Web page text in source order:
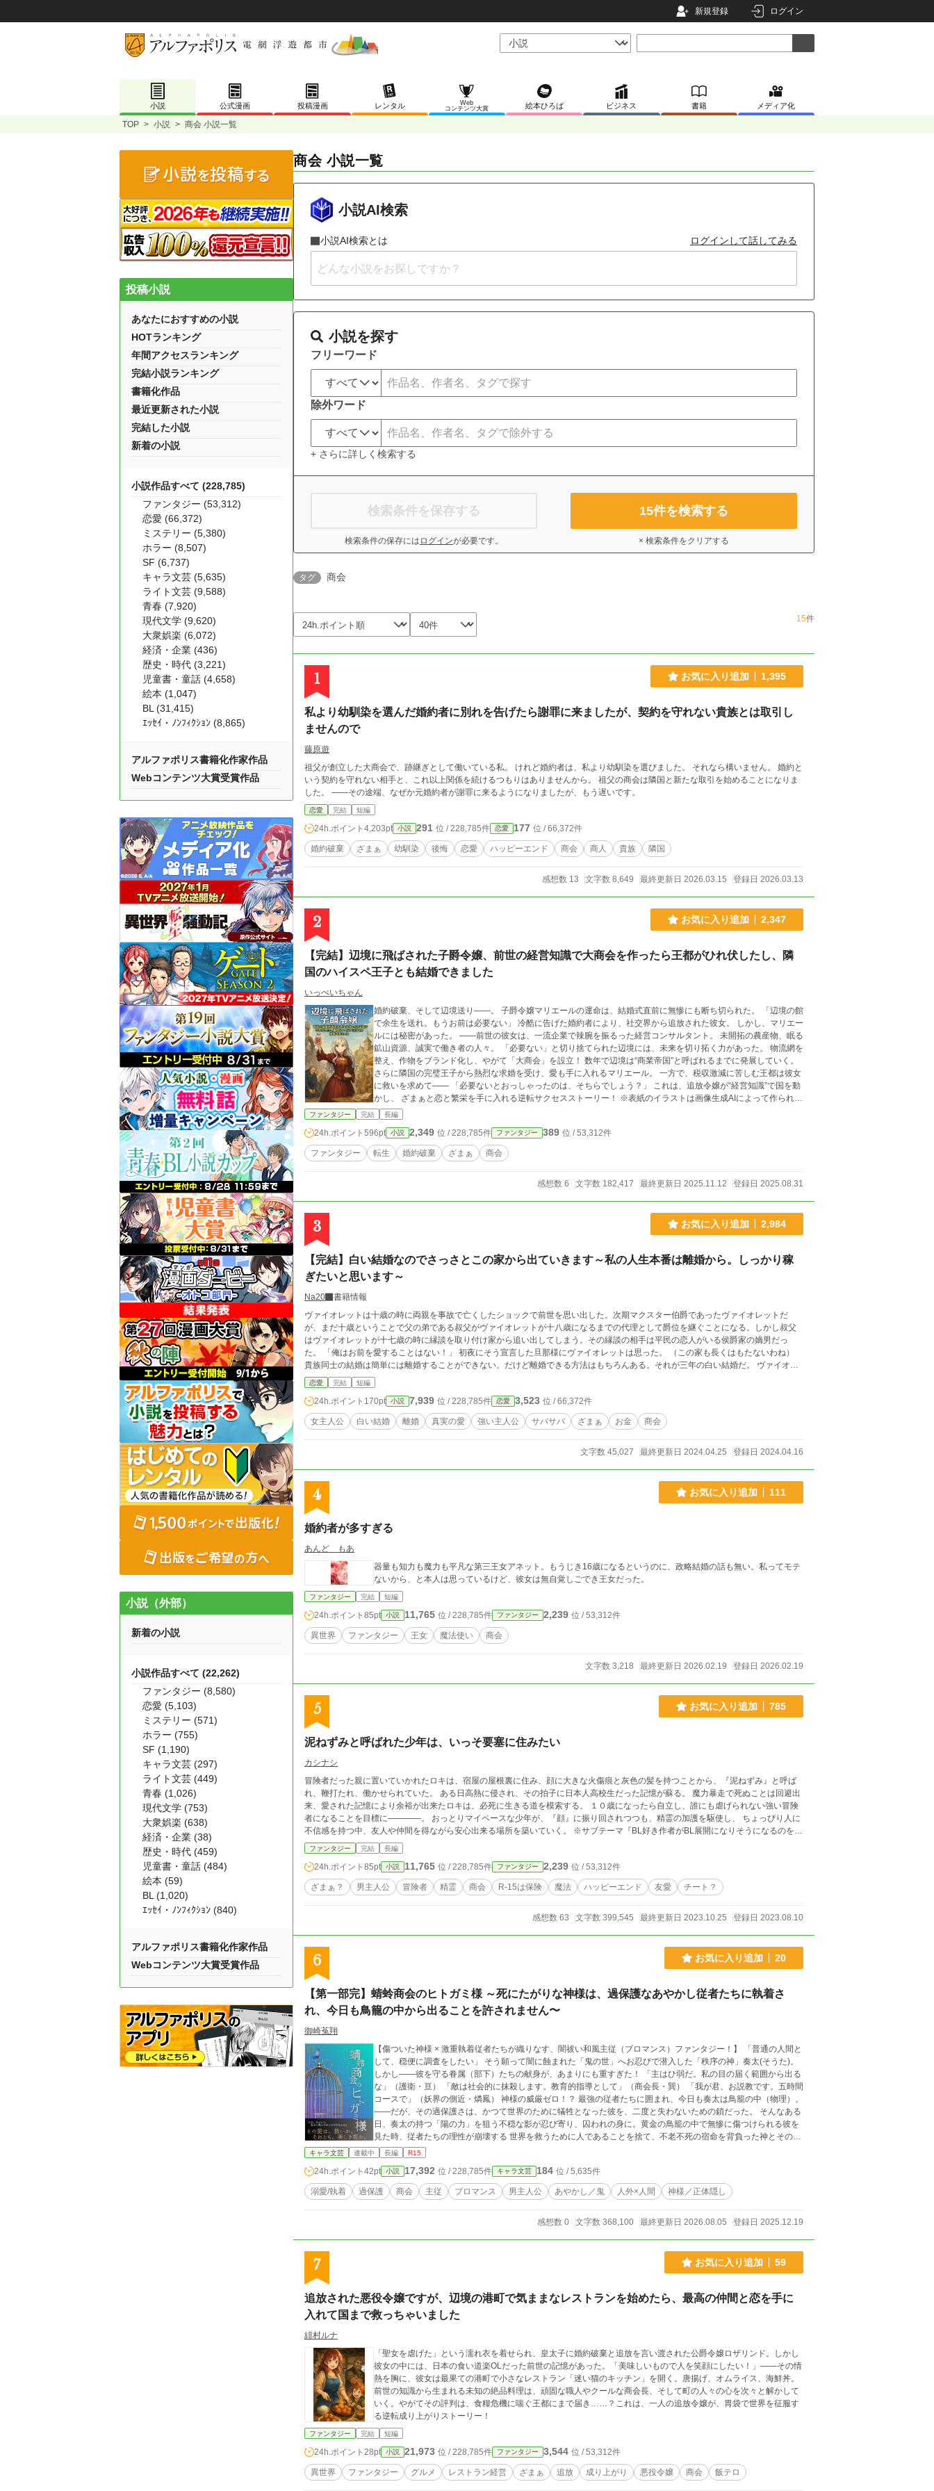
新規登録 ログイン
小説 公式漫画 投稿漫画 レンタル
Web
コンテンツ大賞
絵本ひろば ビジネス 書籍 メディア化
TOP > 小説 > 商会 小説一覧
商会 小説一覧
小説AI検索
小説AI検索とは ログインして話してみる
小説を探す
フリーワード
除外ワード
+ さらに詳しく検索する
検索条件を保存する
検索条件の保存には ログインが必要です。
15件を検索する
× 検索条件をクリアする
タグ 商会
15件
1 お気に入り追加 1,395
私より幼馴染を選んだ婚約者に別れを告げたら謝罪に来ましたが、契約を守れない貴族とは取引し
ませんので
藤原遊
祖父が創立した大商会で、跡継ぎとして働いている私。 けれど婚約者は、私より幼馴染を選びました。 それなら構いません。 婚約と
いう契約を守れない相手と、これ以上関係を続けるつもりはありませんから。 祖父の商会は隣国と新たな取引を始めることになりま
した。 ――その途端、なぜか元婚約者が謝罪に来るようになりましたが、もう遅いです。
恋愛 完結 短編
24h.ポイント 4,203pt 小説 291 位 / 228,785件 恋愛 177 位 / 66,372件
婚約破棄 ざまぁ 幼馴染 後悔 恋愛 ハッピーエンド 商会 商人 貴族 隣国
感想数 13 文字数 8,649 最終更新日 2026.03.15 登録日 2026.03.13
2 お気に入り追加 2,347
【完結】辺境に飛ばされた子爵令嬢、前世の経営知識で大商会を作ったら王都がひれ伏したし、隣
国のハイスペ王子とも結婚できました
いっぺいちゃん
婚約破棄、そして辺境送り――。 子爵令嬢マリエールの運命は、結婚式直前に無惨にも断ち切られた。 「辺境の館
で余生を送れ。もうお前は必要ない」 冷酷に告げた婚約者により、社交界から追放された彼女。 しかし、マリエー
ルには秘密があった。 ――前世の彼女は、一流企業で辣腕を振るった経営コンサルタント。 未開拓の農産物、眠る
鉱山資源、誠実で働き者の人々。 「必要ない」と切り捨てられた辺境には、未来を切り拓く力があった。 物流網を
整え、作物をブランド化し、やがて「大商会」を設立！ 数年で辺境は“商業帝国”と呼ばれるまでに発展していく。
さらに隣国の完璧王子から熱烈な求婚を受け、愛も手に入れるマリエール。 一方で、税収激減に苦しむ王都は彼女
に救いを求めて―― 「必要ないとおっしゃったのは、そちらでしょう？」 これは、追放令嬢が“経営知識”で国を動
かし、 ざまぁと恋と繁栄を手に入れる逆転サクセスストーリー！ ※表紙のイラストは画像生成AIによって作られた
ものです。
ファンタジー 完結 長編
24h.ポイント 596pt 小説 2,349 位 / 228,785件 ファンタジー 389 位 / 53,312件
ファンタジー 転生 婚約破棄 ざまぁ 商会
感想数 6 文字数 182,417 最終更新日 2025.11.12 登録日 2025.08.31
3 お気に入り追加 2,984
【完結】白い結婚なのでさっさとこの家から出ていきます～私の人生本番は離婚から。しっかり稼
ぎたいと思います～
Na20
書籍情報
ヴァイオレットは十歳の時に両親を事故で亡くしたショックで前世を思い出した。次期マクスター伯爵であったヴァイオレットだ
が、まだ十歳ということで父の弟である叔父がヴァイオレットが十八歳になるまでの代理として爵位を継ぐことになる。しかし叔父
はヴァイオレットが十七歳の時に縁談を取り付け家から追い出してしまう。その縁談の相手は平民の恋人がいる侯爵家の嫡男だっ
た。 「俺はお前を愛することはない！」 初夜にそう宣言した旦那様にヴァイオレットは思った。 （この家も長くはもたないわね）
貴族同士の結婚は簡単には離婚することができない。だけど離婚できる方法はもちろんある。それが三年の白い結婚だ。 ヴァイオレ
ットは結婚初日に白い結婚でさっさと離婚し、この家から出ていくと決めたのだった。 6話と7話の間が抜けてしまいました… 7＊と
して投稿しましたのでよろしければご覧ください！
恋愛 完結 短編
24h.ポイント 170pt 小説 7,939 位 / 228,785件 恋愛 3,523 位 / 66,372件
女主人公 白い結婚 離婚 真実の愛 強い主人公 サバサバ ざまぁ お金 商会
文字数 45,027 最終更新日 2024.04.25 登録日 2024.04.16
4 お気に入り追加 111
婚約者が多すぎる
あんど もあ
器量も知力も魔力も平凡な第三王女アネット。もうじき16歳になるというのに、政略結婚の話も無い。私ってモテ
ないから、と本人は思っているけど、彼女は無自覚しごでき王女だった。
ファンタジー 完結 短編
24h.ポイント 85pt 小説 11,765 位 / 228,785件 ファンタジー 2,239 位 / 53,312件
異世界 ファンタジー 王女 魔法使い 商会
文字数 3,218 最終更新日 2026.02.19 登録日 2026.02.19
5 お気に入り追加 785
泥ねずみと呼ばれた少年は、いっそ要塞に住みたい
カシナシ
冒険者だった親に置いていかれたロキは、宿屋の屋根裏に住み、顔に大きな火傷痕と灰色の髪を持つことから、『泥ねずみ』と呼ば
れ、鞭打たれ、働かせられていた。 ある日高熱に侵され、その拍子に日本人高校生だった記憶が蘇る。 魔力暴走で死ぬことは回避出
来、愛された記憶により余裕が出来たロキは、必死に生きる道を模索する。 １０歳になったら自立し、誰にも虐げられない強い冒険
者になることを目標に――――。 おっとりマイペースな少年が、『顔』に振り回されつつも、精霊の加護を駆使し、 ちょっぴり人に
不信感を持つ中、友人や仲間を得ながら安心出来る場所を築いていく。 ※サブテーマ『BL好き作者がBL展開になりそうになるのを堪
えながらなんとか無事に完結させたい』 ※↑のため、やや腐臭がするかもしれません。苦手な方はご注意下さい ※ 主人公は絡まれる
ことはあっても恋愛しません。仲間は男か人外のみ ※ざまぁはふりかけ程度。 ※R15は念のため（残酷/下品な表現） ※女性向けHO
Tランキング最高位39位、頂きました。 第16回ファンタジー小説大賞にて25位を頂きました。ありがとうございます！
ファンタジー 完結 長編
24h.ポイント 85pt 小説 11,765 位 / 228,785件 ファンタジー 2,239 位 / 53,312件
ざまぁ？ 男主人公 冒険者 精霊 商会 R-15は保険 魔法 ハッピーエンド 友愛 チート？
感想数 63 文字数 399,545 最終更新日 2023.10.25 登録日 2023.08.10
6 お気に入り追加 20
【第一部完】蜻蛉商会のヒトガミ様 ～死にたがりな神様は、過保護なあやかし従者たちに執着さ
れ、今日も鳥籠の中から出ることを許されません〜
御崎菟翔
【傷ついた神様 × 激重執着従者たちが織りなす、闇祓い和風主従（ブロマンス）ファンタジー！】 「普通の人間と
して、穏便に調査をしたい」 ​そう願って闇に蝕まれた「鬼の世」へお忍びで潜入した「秩序の神」奏太(そうた)。
しかし――彼を守る眷属（部下）たちの献身が、あまりにも重すぎた！ ​「主はひ弱だ。私の目の届く範囲から出る
な」（護衛・亘） 「敵は社会的に抹殺します。教育的指導として」（商会長・巽） 「我が君、お説教です。五時間
コースで」（妖界の側近・燐鳳） 神様の威厳ゼロ！？ ​最強の従者たちに囲まれ、今日も奏太は鳥籠の中（物理）。 ​
――だが、その過保護さは、かつて世界のために犠牲となった彼を、二度と失わないための鎖だった。 そんなある
日、奏太の持つ「陽の力」を狙う不穏な影が忍び寄り、囚われの身に。黄金の鳥籠の中で無惨に傷つけられる彼を
見た時、従者たちの理性が崩壊する 世界を救うために人であることを捨て、不老不死の宿命を背負った神とその眷
属の逆鱗に触れた愚か者たちへ送る、徹底的なる救済と断罪の物語。 ★300年前、高校生だった奏太と、彼を突き
今日から結界を繕います～」 https://www.alphapolis.co.jp/novel/174241108/871790059
キャラ文芸 連載中 長編 R15
24h.ポイント 42pt 小説 17,392 位 / 228,785件 キャラ文芸 184 位 / 5,635件
溺愛/執着 過保護 商会 主従 ブロマンス 男主人公 あやかし／鬼 人外×人間 神様／正体隠し
感想数 0 文字数 368,100 最終更新日 2026.08.05 登録日 2025.12.19
7 お気に入り追加 59
追放された悪役令嬢ですが、辺境の港町で気ままなレストランを始めたら、最高の仲間と恋を手に
入れて国まで救っちゃいました
緋村ルナ
「聖女を虐げた」という濡れ衣を着せられ、皇太子に婚約破棄と追放を言い渡された公爵令嬢ロザリンド。しかし
彼女の中には、日本の食い道楽OLだった前世の記憶があった。「美味しいもので人を笑顔にしたい！」――その情
熱を胸に、彼女は最果ての港町で小さなレストラン「迷い猫のキッチン」を開く。唐揚げ、オムライス、海鮮丼。
前世の知識から生まれる未知の絶品料理は、頑固な職人やクールな商会長、そして町の人々の心を次々と解かして
いく。やがてその評判は、食糧危機に喘ぐ王都にまで届き……？これは、一人の追放令嬢が、胃袋で世界を征服す
る逆転成り上がりストーリー！
ファンタジー 完結 短編
24h.ポイント 28pt 小説 21,973 位 / 228,785件 ファンタジー 3,544 位 / 53,312件
異世界 ファンタジー グルメ レストラン経営 ざまぁ 追放 成り上がり 悪役令嬢 商会 飯テロ
投稿小説
あなたにおすすめの小説
HOTランキング
年間アクセスランキング
完結小説ランキング
書籍化作品
最近更新された小説
完結した小説
新着の小説
小説作品すべて (228,785)
ファンタジー (53,312)
恋愛 (66,372)
ミステリー (5,380)
ホラー (8,507)
SF (6,737)
キャラ文芸 (5,635)
ライト文芸 (9,588)
青春 (7,920)
現代文学 (9,620)
大衆娯楽 (6,072)
経済・企業 (436)
歴史・時代 (3,221)
児童書・童話 (4,658)
絵本 (1,047)
BL (31,415)
ｴｯｾｲ・ﾉﾝﾌｨｸｼｮﾝ (8,865)
アルファポリス書籍化作家作品
Webコンテンツ大賞受賞作品
小説（外部）
新着の小説
小説作品すべて (22,262)
ファンタジー (8,580)
恋愛 (5,103)
ミステリー (571)
ホラー (755)
SF (1,190)
キャラ文芸 (297)
ライト文芸 (449)
青春 (1,026)
現代文学 (753)
大衆娯楽 (638)
経済・企業 (38)
歴史・時代 (459)
児童書・童話 (484)
絵本 (59)
BL (1,020)
ｴｯｾｲ・ﾉﾝﾌｨｸｼｮﾝ (840)
アルファポリス書籍化作家作品
Webコンテンツ大賞受賞作品